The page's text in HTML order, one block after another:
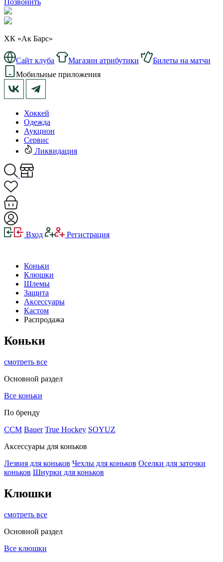
Позвонить
ХК «Ак Барс»
Сайт клуба Магазин атрибутики
Билеты на матчи
Мобильные приложения
Хоккей
Одежда
Аукцион
Сервис
Ликвидация
Вход Регистрация
Коньки
Клюшки
Шлемы
Защита
Аксессуары
Кастом
Распродажа
Коньки
смотреть все
Основной раздел
Все коньки
По бренду
ССМ Bauer True Hockey SOYUZ
Аксессуары для коньков
Лезвия для коньков Чехлы для коньков Оселки для заточки
коньков Шнурки для коньков
Клюшки
смотреть все
Основной раздел
Все клюшки